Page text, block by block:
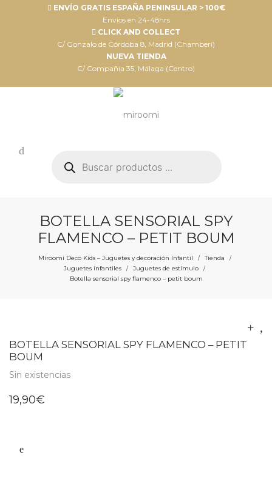
ENVÍO GRATIS ESPAÑA PENINSULAR > 100€
Envíos en 24-48hrs
CLICK AND COLLECT
C/ Gonzalo de Córdoba 8, Madrid (Chamberí)
NUEVA TIENDA
C/ Compañia 35, Málaga (Centro)
productos
BOTELLA SENSORIAL SPY
FLAMENCO – PETIT BOUM
Miroomi Deco Kids – Juguetes y decoración Infantil / Tienda /
Juguetes infantiles / Juguetes de estímulo /
Botella sensorial spy flamenco – petit boum
BOTELLA SENSORIAL SPY FLAMENCO – PETIT
BOUM
Sin existencias
19,90€